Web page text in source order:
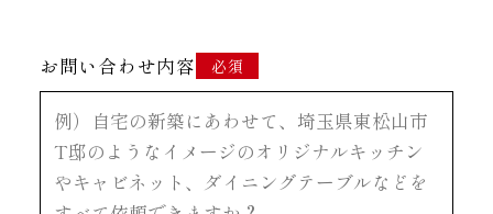
お問い合わせ内容 必須